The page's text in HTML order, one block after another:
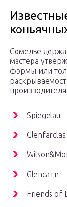
Сомелье
мастера
формы или
Spiegelau
Glenfarclas
Glencairn
Friends of